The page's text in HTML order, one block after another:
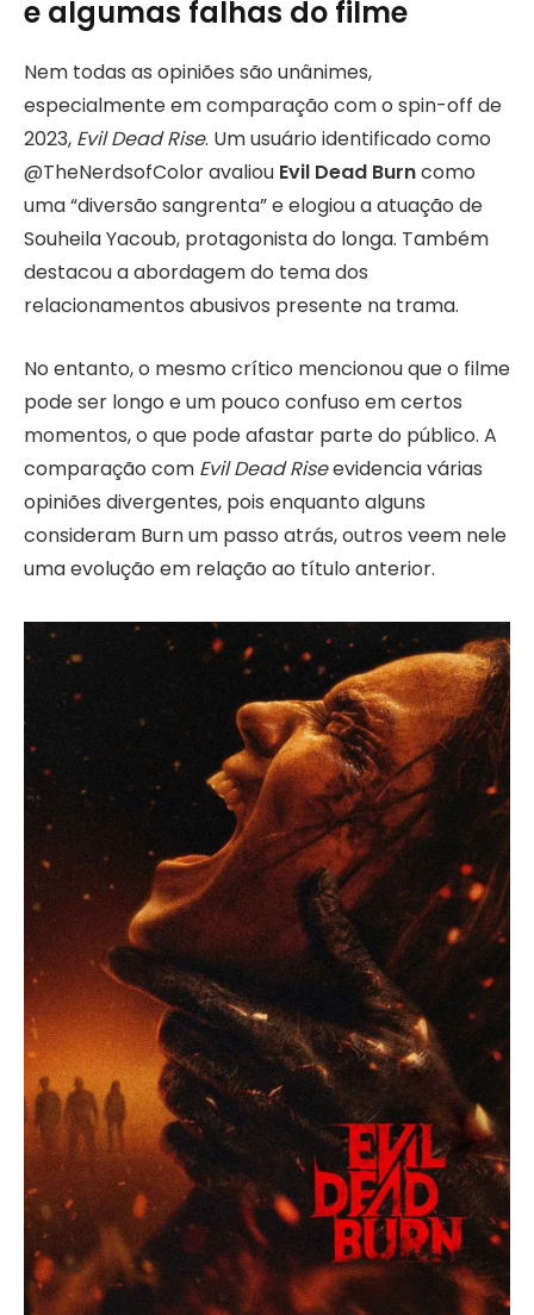
e algumas falhas do filme
Nem todas as opiniões são unânimes,
especialmente em comparação com o spin-off de
2023, Evil Dead Rise. Um usuário identificado como
@TheNerdsofColor avaliou Evil Dead Burncomo
uma “diversão sangrenta” e elogiou a atuação de
Souheila Yacoub, protagonista do longa. Também
destacou a abordagem do tema dos
relacionamentos abusivos presente na trama.
No entanto, o mesmo crítico mencionou que o filme
pode ser longo e um pouco confuso em certos
momentos, o que pode afastar parte do público. A
comparação com Evil Dead Riseevidencia várias
opiniões divergentes, pois enquanto alguns
consideram Burn um passo atrás, outros veem nele
uma evolução em relação ao título anterior.